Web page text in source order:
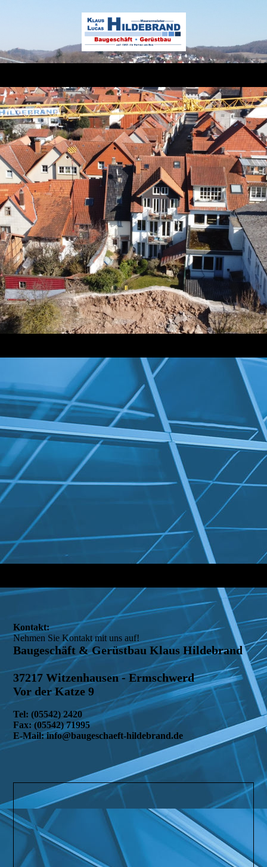
Kontakt:
Nehmen Sie Kontakt mit uns auf!
Baugeschäft & Gerüstbau Klaus Hildebrand
37217 Witzenhausen - Ermschwerd
Vor der Katze 9
Tel: (05542) 2420
Fax: (05542) 71995
E-Mail: info@baugeschaeft-hildebrand.de